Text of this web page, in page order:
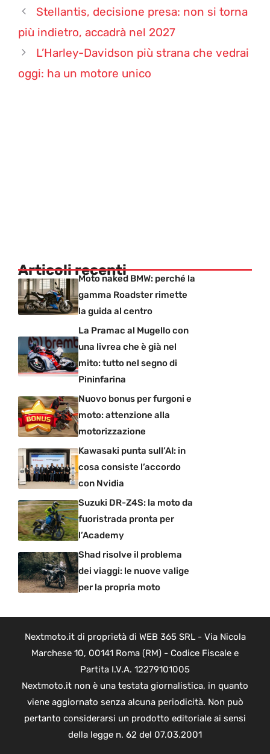
Stellantis, decisione presa: non si torna
più indietro, accadrà nel 2027
L’Harley-Davidson più strana che vedrai
oggi: ha un motore unico
Articoli recentiMoto naked BMW: perché la
gamma Roadster rimette
la guida al centro
La Pramac al Mugello con
una livrea che è già nel
mito: tutto nel segno di
Pininfarina
Nuovo bonus per furgoni e
moto: attenzione alla
motorizzazione
Kawasaki punta sull’AI: in
cosa consiste l’accordo
con Nvidia
Suzuki DR-Z4S: la moto da
fuoristrada pronta per
l’Academy
Shad risolve il problema
dei viaggi: le nuove valige
per la propria moto
Nextmoto.it di proprietà di WEB 365 SRL - Via Nicola
Marchese 10, 00141 Roma (RM) - Codice Fiscale e
Partita I.V.A. 12279101005
Nextmoto.it non è una testata giornalistica, in quanto
viene aggiornato senza alcuna periodicità. Non può
pertanto considerarsi un prodotto editoriale ai sensi
della legge n. 62 del 07.03.2001